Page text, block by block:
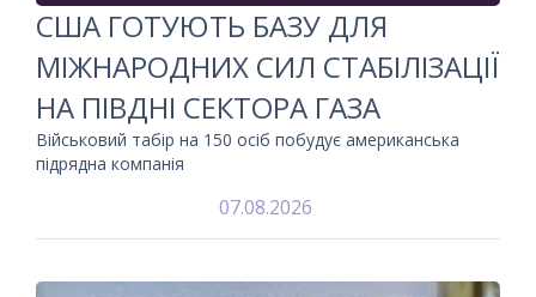
США ГОТУЮТЬ БАЗУ ДЛЯ
МІЖНАРОДНИХ СИЛ СТАБІЛІЗАЦІЇ
НА ПІВДНІ СЕКТОРА ГАЗА
Військовий табір на 150 осіб побудує американська
підрядна компанія
07.08.2026